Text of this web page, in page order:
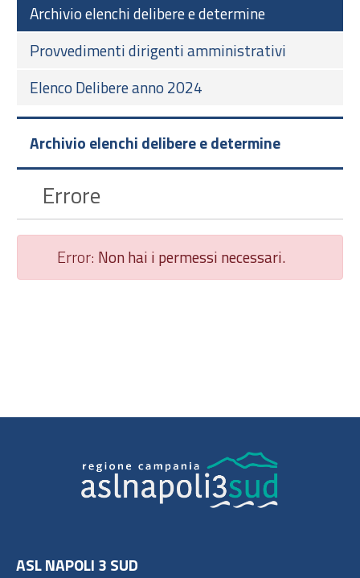
Archivio elenchi delibere e determine
Provvedimenti dirigenti amministrativi
Elenco Delibere anno 2024
Archivio elenchi delibere e determine
Errore
Error: Non hai i permessi necessari.
ASL NAPOLI 3 SUD